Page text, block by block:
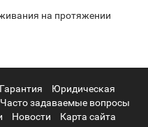
на протяжении
Гарантия
Юридическая
Часто задаваемые вопросы
Новости
Карта сайта